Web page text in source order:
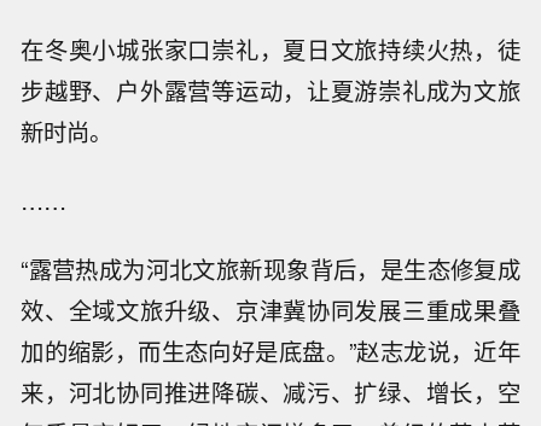
在冬奥小城张家口崇礼，夏日文旅持续火热，徒
步越野、户外露营等运动，让夏游崇礼成为文旅
新时尚。
……
“露营热成为河北文旅新现象背后，是生态修复成
效、全域文旅升级、京津冀协同发展三重成果叠
加的缩影，而生态向好是底盘。”赵志龙说，近年
来，河北协同推进降碳、减污、扩绿、增长，空